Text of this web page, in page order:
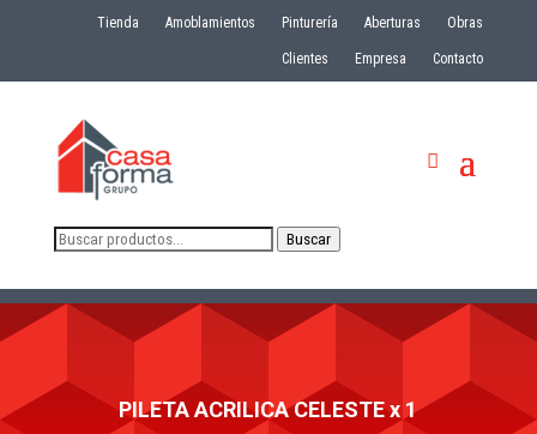
Tienda Amoblamientos Pinturería Aberturas Obras
Clientes Empresa Contacto
Buscar
Buscar
PILETA ACRILICA CELESTE x 1